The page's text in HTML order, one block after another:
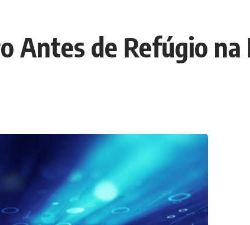
Antes de Refúgio na